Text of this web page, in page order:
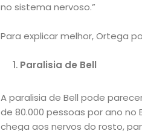
no sistema nervoso.”
Para explicar melhor, Ortega
Paralisia de Bell
A paralisia de Bell pode
de 80.000 pessoas por ano no
chega aos nervos do rosto,